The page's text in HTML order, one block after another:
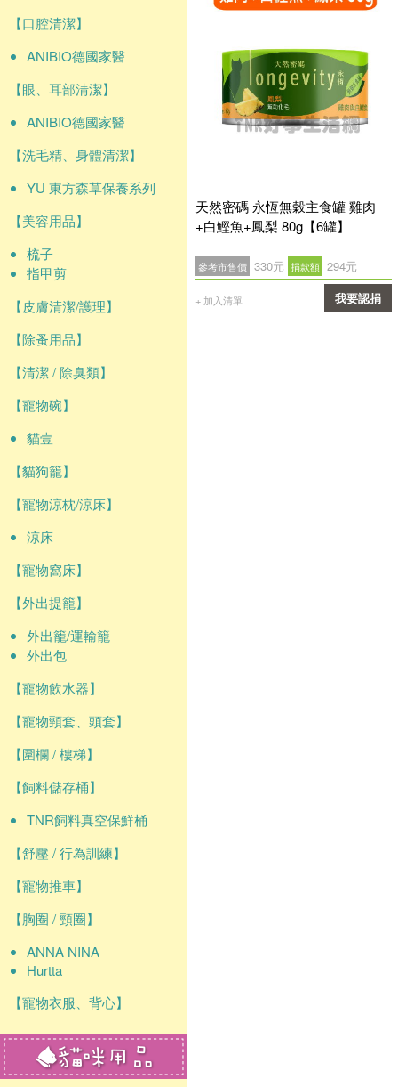
【口腔清潔】
ANIBIO德國家醫
【眼、耳部清潔】
ANIBIO德國家醫
【洗毛精、身體清潔】
YU 東方森草保養系列
【美容用品】
梳子
指甲剪
【皮膚清潔/護理】
【除蚤用品】
【清潔 / 除臭類】
【寵物碗】
貓壹
【貓狗籠】
【寵物涼枕/涼床】
涼床
【寵物窩床】
【外出提籠】
外出籠/運輸籠
外出包
【寵物飲水器】
【寵物頸套、頭套】
【圍欄 / 樓梯】
【飼料儲存桶】
TNR飼料真空保鮮桶
【舒壓 / 行為訓練】
【寵物推車】
【胸圈 / 頸圈】
ANNA NINA
Hurtta
【寵物衣服、背心】
天然密碼 永恆無穀主食罐 雞肉
+白鰹魚+鳳梨 80g【6罐】
參考市售價 330元 捐款額 294元
+ 加入清單 我要認捐